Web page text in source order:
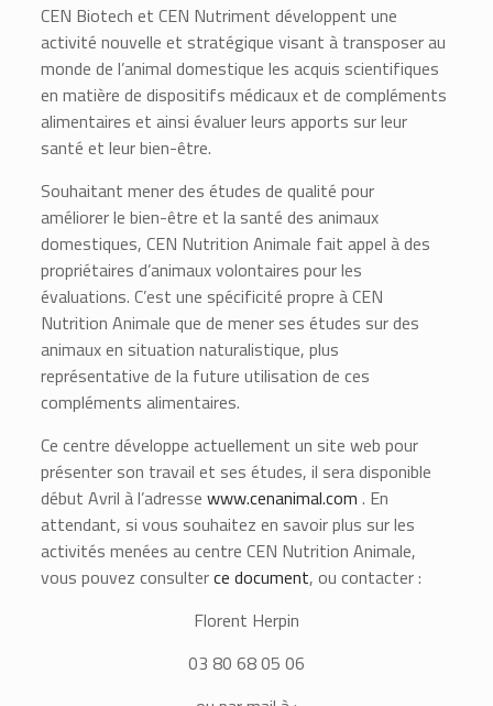
CEN Biotech et CEN Nutriment développent une
activité nouvelle et stratégique visant à transposer au
monde de l’animal domestique les acquis scientifiques
en matière de dispositifs médicaux et de compléments
alimentaires et ainsi évaluer leurs apports sur leur
santé et leur bien-être.
Souhaitant mener des études de qualité pour
améliorer le bien-être et la santé des animaux
domestiques, CEN Nutrition Animale fait appel à des
propriétaires d’animaux volontaires pour les
évaluations. C’est une spécificité propre à CEN
Nutrition Animale que de mener ses études sur des
animaux en situation naturalistique, plus
représentative de la future utilisation de ces
compléments alimentaires.
Ce centre développe actuellement un site web pour
présenter son travail et ses études, il sera disponible
début Avril à l’adressewww.cenanimal.com . En
attendant, si vous souhaitez en savoir plus sur les
activités menées au centre CEN Nutrition Animale,
vous pouvez consulterce document, ou contacter :
Florent Herpin
03 80 68 05 06